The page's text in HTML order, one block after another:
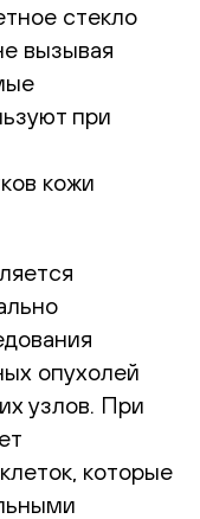
стекло
вызывая
при
кожи
опухолей
узлов. При
которые